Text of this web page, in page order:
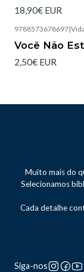
18,90€ EUR
9788573678697|Vida
Você Não
2,50€ EUR
Muito mais do
Selecionamos
Cada detalhe
Siga-nos